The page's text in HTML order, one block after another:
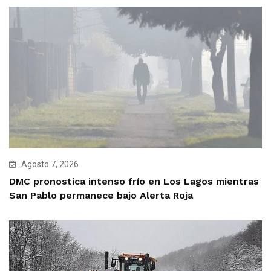
Agosto 7, 2026
DMC pronostica intenso frío en Los Lagos mientras
San Pablo permanece bajo Alerta Roja